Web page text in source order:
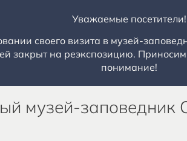
Уважаемые посетители!
своего визита в музей-
закрыт на реэкспозицию.
понимание!
музей-заповедник